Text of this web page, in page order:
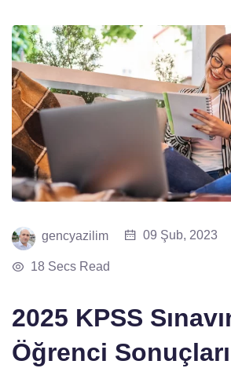
gencyazilim 09 Şub, 2023
18 Secs Read
2025 KPSS
Öğrenci